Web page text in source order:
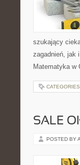
szukający
zagadnień, jak
Matematyka w
SALE
POSTED BY